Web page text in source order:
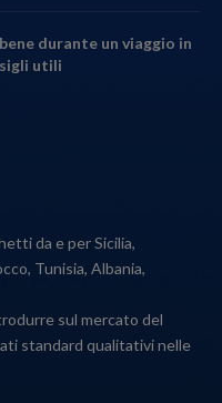
durante un viaggio in
utili
da e per Sicilia,
Tunisia, Albania,
sul mercato del
standard qualitativi nelle